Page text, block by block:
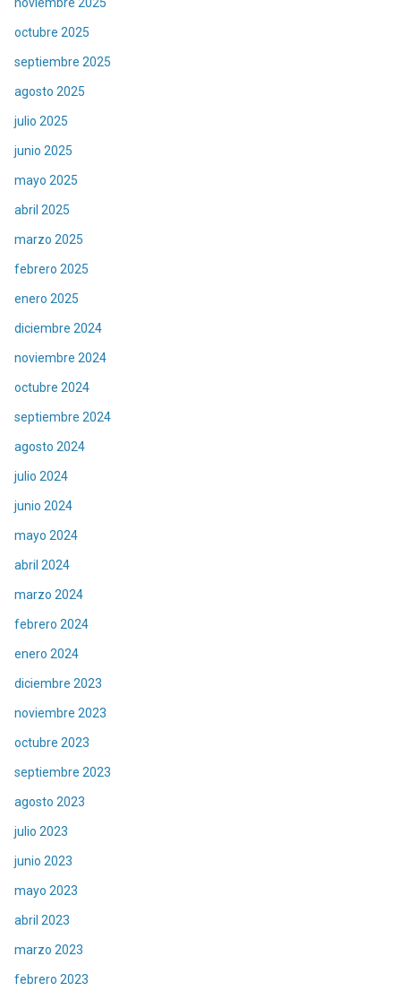
octubre 2025
septiembre 2025
agosto 2025
julio 2025
junio 2025
mayo 2025
abril 2025
marzo 2025
febrero 2025
enero 2025
diciembre 2024
noviembre 2024
octubre 2024
septiembre 2024
agosto 2024
julio 2024
junio 2024
mayo 2024
abril 2024
marzo 2024
febrero 2024
enero 2024
diciembre 2023
noviembre 2023
octubre 2023
septiembre 2023
agosto 2023
julio 2023
junio 2023
mayo 2023
abril 2023
marzo 2023
febrero 2023